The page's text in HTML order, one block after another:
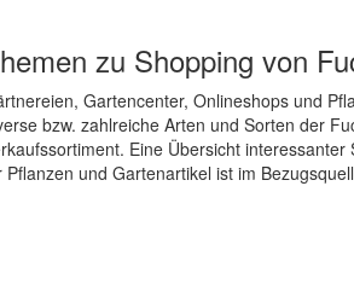
zu Shopping von
Gartencenter, Onlineshops und
bzw. zahlreiche Arten und Sorten der
Eine Übersicht
Pflanzen und Gartenartikel ist im